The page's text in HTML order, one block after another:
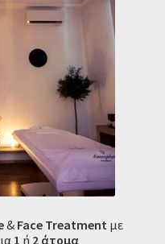
& Face Treatment με
1 ή 2 άτομα